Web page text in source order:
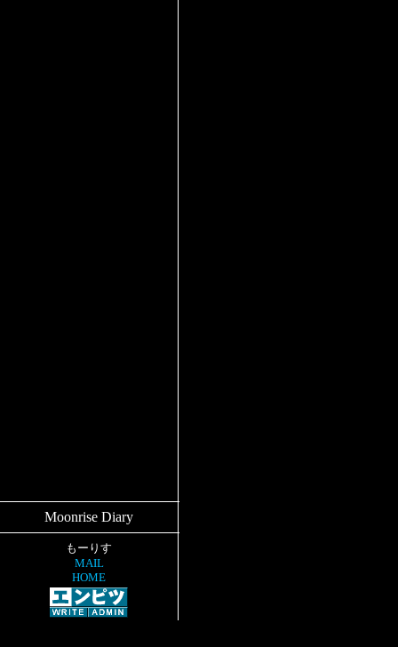
Moonrise Diary
もーりす
MAIL
HOME